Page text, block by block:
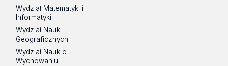
Wydział Matematyki i
Informatyki
Wydział Nauk
Geograficznych
Wydział Nauk o
Wychowaniu